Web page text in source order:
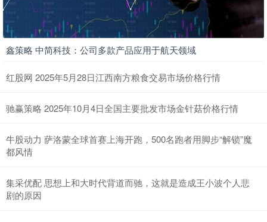
鑫策略 中简科技：公司多款产品应用于航天领域
红股网 2025年5月28日江西南方粮食交易市场价格行情
驰赢策略 2025年10月4日全国主要批发市场金针菇价格行情
牛股动力 萨洛蒙全球首赛上海开跑，500名跑者用脚步“解锁”魔
都风情
集采优配 思想上和大时代背道而驰，这就是造成王小波个人悲
剧的原因